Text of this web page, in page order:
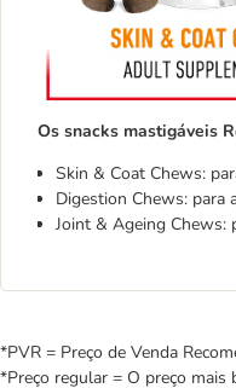
Os snacks mastigáveis
Skin & Coat Chews:
Digestion Chews: para
Joint & Ageing Chews:
*PVR = Preço de Venda
*Preço regular = O preço